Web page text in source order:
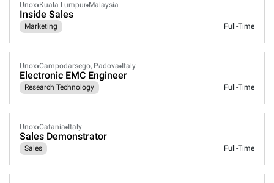
Unox Kuala Lumpur Malaysia
Inside Sales
Marketing Full-Time
Unox Campodarsego, Padova Italy
Electronic EMC Engineer
Research Technology Full-Time
Unox Catania Italy
Sales Demonstrator
Sales Full-Time